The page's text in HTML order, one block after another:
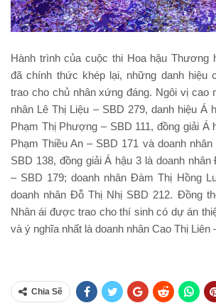
Hành trình của cuộc thi Hoa hậu Thương
đã chính thức khép lại, những danh hiệu
trao cho chủ nhân xứng đáng. Ngôi vị cao
nhân Lê Thị Liệu – SBD 279, danh hiệu Á
Phạm Thị Phượng – SBD 111, đồng giải Á
Phạm Thiều An – SBD 171 và doanh
SBD 138, đồng giải Á hậu 3 là doanh
– SBD 179; doanh nhân Đàm Thị Hồng
doanh nhân Đỗ Thị Nhị SBD 212. Đồng
Nhân ái được trao cho thí sinh có dự án
và ý nghĩa nhất là doanh nhân Cao Thị Liên
Chia Sẽ